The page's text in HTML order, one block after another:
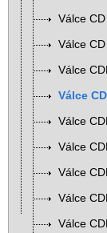
Válce
Válce
Válce
Válce
Válce
Válce
Válce
Válce
Válce